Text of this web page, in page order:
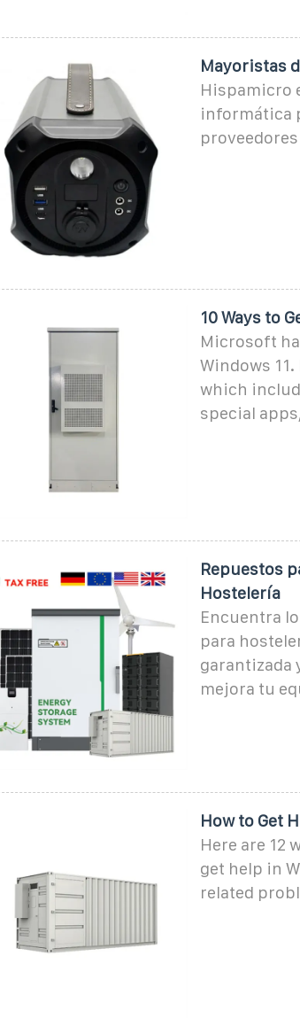
Mayoristas
Hispamicro
informática
10 Ways to
Microsoft
Windows
which
special
Repuestos
Hostelería
Encuentra
para
garantizada
mejora tu
How to Get
Here are 12
get help in
related